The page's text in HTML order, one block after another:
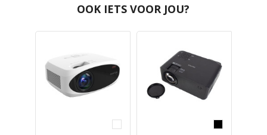
OOK IETS VOOR JOU?